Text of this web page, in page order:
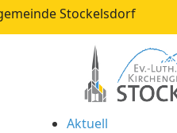
Stockelsdorf
Aktuell